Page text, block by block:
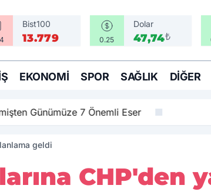
Bist100
13.779 0.25
Dolar
47,74₺
EKONOMI SPOR SAĞLIK DIĞER
Günümüze 7 Önemli Eser
geldi
CHP'den